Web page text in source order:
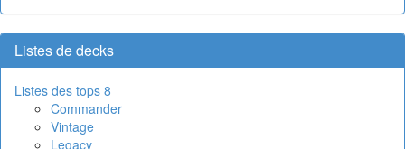
Listes de decks
Listes des tops 8
Commander
Vintage
Legacy